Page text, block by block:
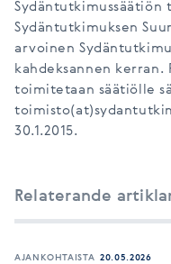
Sydäntutkimussäätiön
Sydäntutkimuksen
arvoinen
kahdeksannen
toimitetaan säätiölle
30.1.2015.
Relaterande
AJANKOHTAISTA 20.05.2026